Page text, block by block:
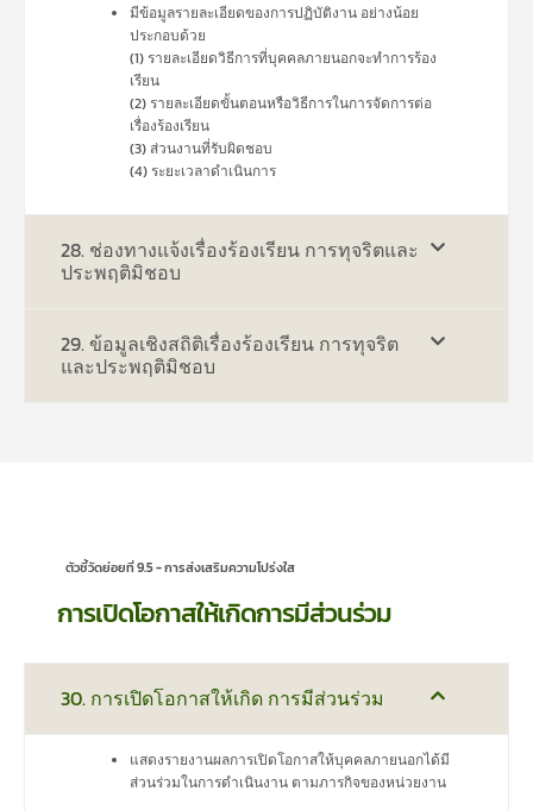
มีข้อมูลรายละเอียดของการปฏิบัติงาน อย่างน้อย
ประกอบด้วย
(1) รายละเอียดวิธีการที่บุคคลภายนอกจะทำการร้อง
เรียน
(2) รายละเอียดขั้นตอนหรือวิธีการในการจัดการต่อ
เรื่องร้องเรียน
(3) ส่วนงานที่รับผิดชอบ
(4) ระยะเวลาดำเนินการ
28. ช่องทางแจ้งเรื่องร้องเรียน การทุจริตและ
ประพฤติมิชอบ
29. ข้อมูลเชิงสถิติเรื่องร้องเรียน การทุจริต
และประพฤติมิชอบ
ตัวชี้วัดย่อยที่ 9.5 - การส่งเสริมความโปร่งใส
การเปิดโอกาสให้เกิดการมีส่วนร่วม
30. การเปิดโอกาสให้เกิด การมีส่วนร่วม
แสดงรายงานผลการเปิดโอกาสให้บุคคลภายนอกได้มี
ส่วนร่วมในการดำเนินงาน ตามภารกิจของหน่วยงาน